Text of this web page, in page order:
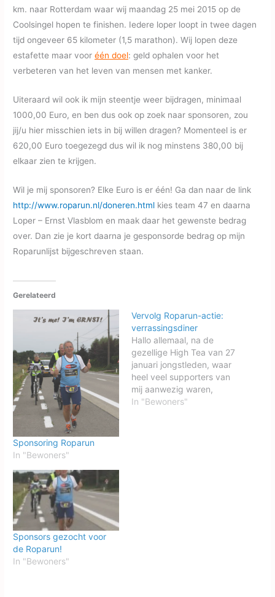
km. naar Rotterdam waar wij maandag 25 mei 2015 op de
Coolsingel hopen te finishen. Iedere loper loopt in twee dagen
tijd ongeveer 65 kilometer (1,5 marathon). Wij lopen deze
estafette maar vooréén doel: geld ophalen voor het
verbeteren van het leven van mensen met kanker.
Uiteraard wil ook ik mijn steentje weer bijdragen, minimaal
1000,00 Euro, en ben dus ook op zoek naar sponsoren, zou
jij/u hier misschien iets in bij willen dragen? Momenteel is er
620,00 Euro toegezegd dus wil ik nog minstens 380,00 bij
elkaar zien te krijgen.
Wil je mij sponsoren? Elke Euro is er één! Ga dan naar de link
http://www.roparun.nl/doneren.html kies team 47 en daarna
Loper – Ernst Vlasblom en maak daar het gewenste bedrag
over. Dan zie je kort daarna je gesponsorde bedrag op mijn
Roparunlijst bijgeschreven staan.
Gerelateerd
Sponsoring Roparun
In "Bewoners"
Vervolg Roparun-actie:
verrassingsdiner
Hallo allemaal, na de
gezellige High Tea van 27
januari jongstleden, waar
heel veel supporters van
mij aanwezig waren,
organiseren wij nu een
In "Bewoners"
Sponsors gezocht voor
de Roparun!
In "Bewoners"